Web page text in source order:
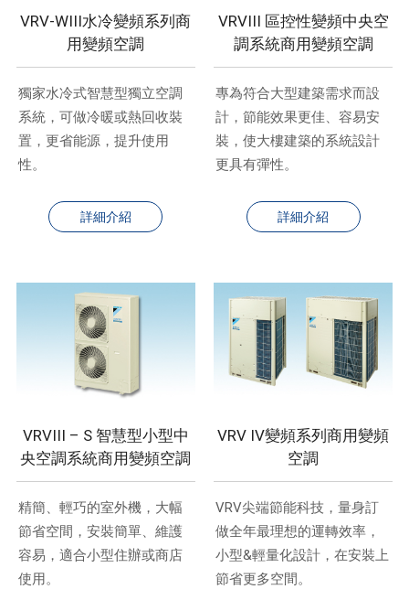
VRV-WIII水冷變頻系列商
用變頻空調
獨家水冷式智慧型獨立空調
系統，可做冷暖或熱回收裝
置，更省能源，提升使用
性。
詳細介紹
VRVIII 區控性變頻中央空
調系統商用變頻空調
專為符合大型建築需求而設
計，節能效果更佳、容易安
裝，使大樓建築的系統設計
更具有彈性。
詳細介紹
VRVIII – S 智慧型小型中
央空調系統商用變頻空調
精簡、輕巧的室外機，大幅
節省空間，安裝簡單、維護
容易，適合小型住辦或商店
使用。
VRV IV變頻系列商用變頻
空調
VRV尖端節能科技，量身訂
做全年最理想的運轉效率，
小型&輕量化設計，在安裝上
節省更多空間。